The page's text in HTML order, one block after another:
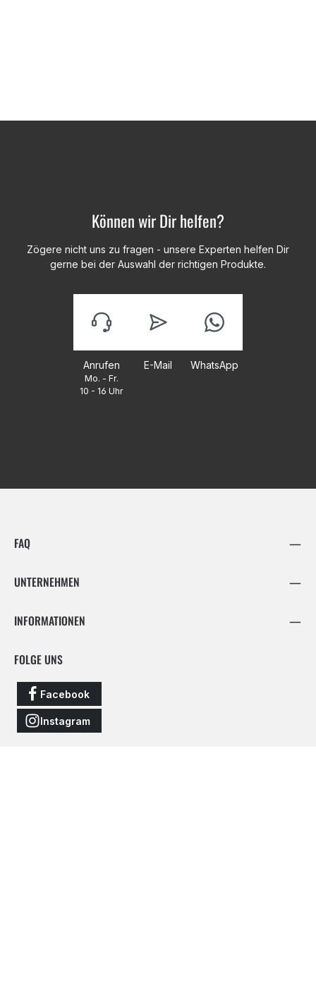
Können wir Dir helfen?
Zögere nicht uns zu fragen - unsere Experten helfen Dir
gerne bei der Auswahl der richtigen Produkte.
Anrufen
Mo. - Fr.
10 - 16 Uhr
E-Mail WhatsApp
FAQ
UNTERNEHMEN
INFORMATIONEN
FOLGE UNS
Facebook
Instagram